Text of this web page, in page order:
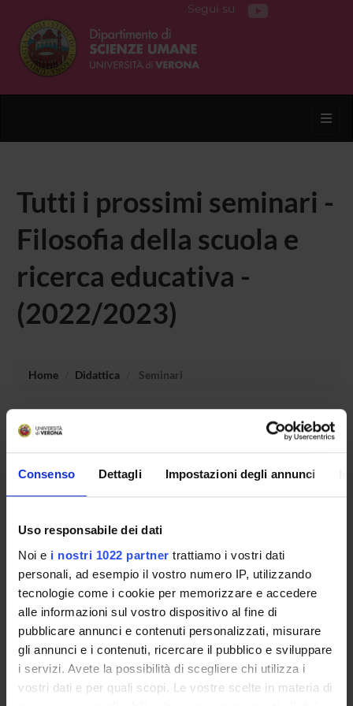
Consenso Dettagli Impostazioni degli annunci
Uso responsabile dei dati
Noi e i nostri 1022 partner trattiamo i vostri dati
personali, ad esempio il vostro numero IP, utilizzando
tecnologie come i cookie per memorizzare e accedere
alle informazioni sul vostro dispositivo al fine di
pubblicare annunci e contenuti personalizzati, misurare
gli annunci e i contenuti, ricercare il pubblico e sviluppare
i servizi. Avete la possibilità di scegliere chi utilizza i
vostri dati e per quali scopi. Le vostre scelte in materia di
Segui su
Tutti i prossimi seminari -
Filosofia della scuola e
ricerca educativa -
(2022/2023)
Home Didattica Seminari
Non è stato trovato alcun seminario relativo
all'insegnamento Filosofia della scuola e ricerca educativa.
DOTTORATI, MASTER E FORMAZIONE SUPERIORE
Contatti
Persone
Luoghi
Calendario